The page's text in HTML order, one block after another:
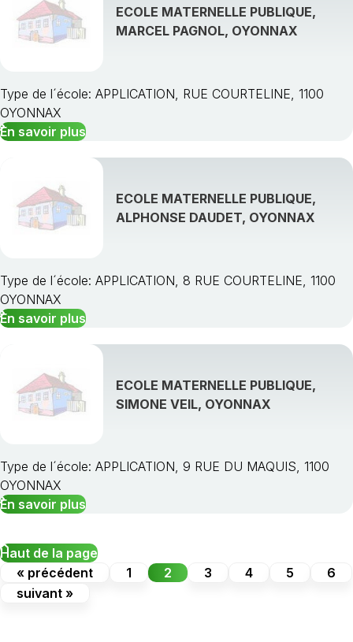
ECOLE MATERNELLE PUBLIQUE,
MARCEL PAGNOL, OYONNAX
Type de l´école: APPLICATION, RUE COURTELINE, 1100
OYONNAX
En savoir plus
ECOLE MATERNELLE PUBLIQUE,
ALPHONSE DAUDET, OYONNAX
Type de l´école: APPLICATION, 8 RUE COURTELINE, 1100
OYONNAX
En savoir plus
ECOLE MATERNELLE PUBLIQUE,
SIMONE VEIL, OYONNAX
Type de l´école: APPLICATION, 9 RUE DU MAQUIS, 1100
OYONNAX
En savoir plus
Haut de la page
« précédent
1 2 3 4 5
6
suivant »